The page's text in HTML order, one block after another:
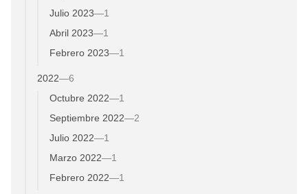
Julio 2023—1
Abril 2023—1
Febrero 2023—1
2022—6
Octubre 2022—1
Septiembre 2022—2
Julio 2022—1
Marzo 2022—1
Febrero 2022—1